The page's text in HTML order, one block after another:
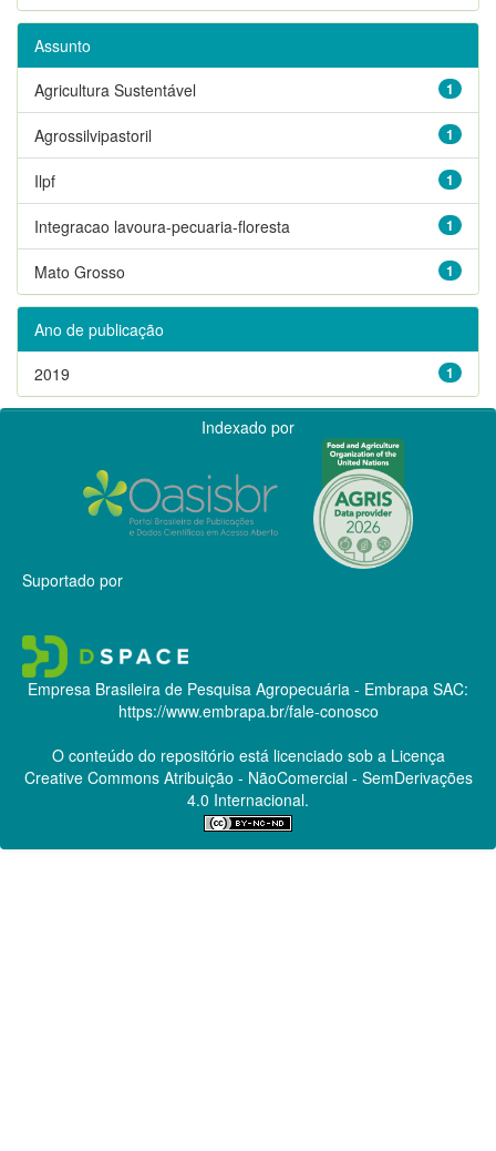
Assunto
1
Agricultura Sustentável
1
Agrossilvipastoril
1
Ilpf
1
Integracao lavoura-pecuaria-floresta
1
Mato Grosso
Ano de publicação
1
2019
Indexado por
Suportado por
Empresa Brasileira de Pesquisa Agropecuária - Embrapa SAC:
https://www.embrapa.br/fale-conosco
O conteúdo do repositório está licenciado sob a Licença
Creative CommonsAtribuição - NãoComercial - SemDerivações
4.0 Internacional.